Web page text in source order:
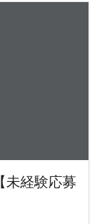
未経験応募